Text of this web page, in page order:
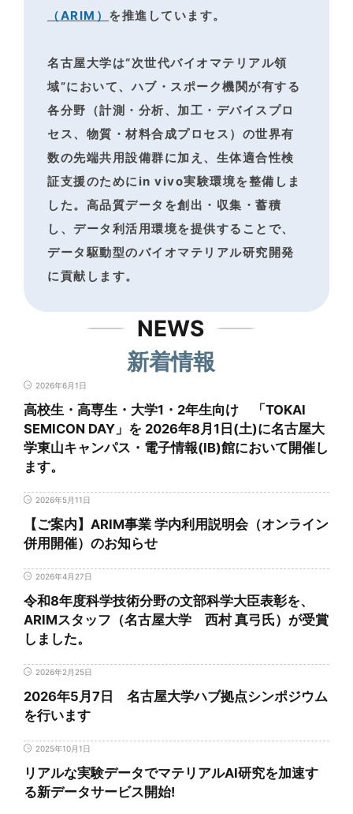
（ARIM） を推進しています。
名古屋大学は“次世代バイオマテリアル領
域”において、ハブ・スポーク機関が有する
各分野（計測・分析、加工・デバイスプロ
セス、物質・材料合成プロセス）の世界有
数の先端共用設備群に加え、生体適合性検
証支援のためにin vivo実験環境を整備しま
した。 高品質データを創出・収集・蓄積
し、データ利活用環境を提供することで、
データ駆動型のバイオマテリアル研究開発
に貢献します。
NEWS
新着情報
2026年6月1日
高校生・高専生・大学1・2年生向け 「TOKAI
SEMICON DAY」を 2026年8月1日(土)に名古屋大
学東山キャンパス・電子情報(IB)館において開催し
ます。
2026年5月11日
【ご案内】ARIM事業 学内利用説明会（オンライン
併用開催）のお知らせ
2026年4月27日
令和8年度科学技術分野の文部科学大臣表彰を、
ARIMスタッフ（名古屋大学 西村 真弓氏）が受賞
しました。
2026年2月25日
2026年5月7日 名古屋大学ハブ拠点シンポジウム
を行います
2025年10月1日
リアルな実験データでマテリアルAI研究を加速す
る新データサービス開始!